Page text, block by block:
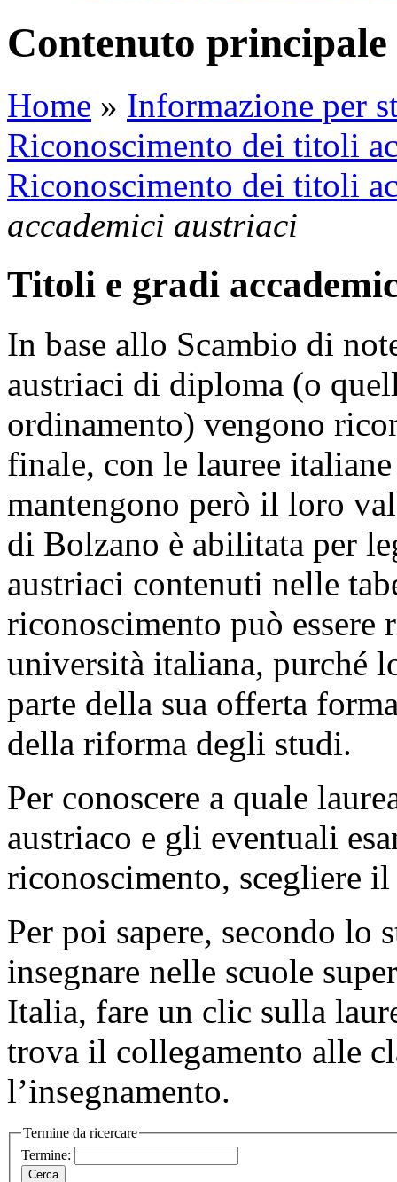
Contenuto principale
Home » Informazione per
Riconoscimento dei titoli
Riconoscimento dei titoli
accademici austriaci
Titoli e gradi
In base allo Scambio di
austriaci di diploma (o
ordinamento) vengono
finale, con le lauree
mantengono però il loro
di Bolzano è abilitata per
austriaci contenuti nelle
riconoscimento può essere
università italiana, purché
parte della sua offerta
della riforma degli studi.
Per conoscere a quale
austriaco e gli eventuali
riconoscimento, scegliere
Per poi sapere, secondo lo
insegnare nelle scuole
Italia, fare un clic sulla
trova il collegamento alle
l’insegnamento.
Termine da ricercare
Termine: